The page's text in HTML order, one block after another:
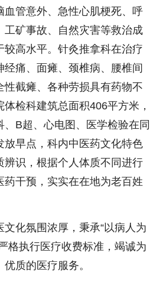
血管意外、急性心肌梗死、呼
工矿事故、自然灾害等救治成
较高水平。针灸推拿科在治疗
经痛、面瘫、颈椎病、腰椎间
性截瘫、各种劳损具有药物不
检科建筑总面积406平方米，
、B超、心电图、医学检验在同
放早点，科内中医药文化特色
辨识，根据个人体质不同进行
药干预，实实在在地为老百姓
文化氛围浓厚，秉承“以病人为
格执行医疗收费标准，竭诚为
质的医疗服务。